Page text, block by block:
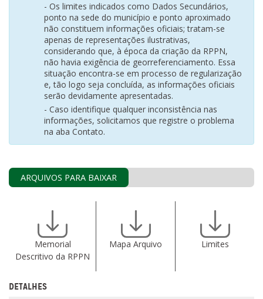
- Os limites indicados como Dados Secundários,
ponto na sede do município e ponto aproximado
não constituem informações oficiais; tratam-se
apenas de representações ilustrativas,
considerando que, à época da criação da RPPN,
não havia exigência de georreferenciamento. Essa
situação encontra-se em processo de regularização
e, tão logo seja concluída, as informações oficiais
serão devidamente apresentadas.
- Caso identifique qualquer inconsistência nas
informações, solicitamos que registre o problema
na aba Contato.
ARQUIVOS PARA BAIXAR
Memorial
Descritivo da RPPN
Mapa Arquivo Limites
DETALHES